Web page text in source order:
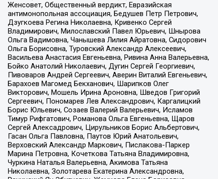
Женсовет, Общественный вердикт, Евразийская
антимонопольная ассоциация, Бедушев Петр Петрович,
Дзугкоева Регина Николаевна, Кривенко Сергей
Владимирович, Милославский Павел Юрьевич, Шнырова
Ольга Вадимовна, Чанышева Лилия Айратовна, Сидорович
Ольга Борисовна, Туровский Александр Алексеевич,
Васильева Анастасия Евгеньевна, Ривина Анна Валерьевна,
Бойко Анатолий Николаевич, Дугин Сергей Георгиевич,
Пивоваров Андрей Сергеевич, Аверин Виталий Евгеньевич,
Барахоев Магомед Бекханович, Шарипков Олег
Викторович, Мошель Ирина Ароновна, Шведов Григорий
Сергеевич, Пономарев Лев Александрович, Каргалицкий
Борис Юльевич, Созаев Валерий Валерьевич, Исламов
Тимур Рифгатович, Романова Ольга Евгеньевна, Щаров
Сергей Алексадрович, Цирульников Борис Альбертович,
Гасан Ольга Павловна, Паутов Юрий Анатольевич,
Верховский Александр Маркович, Пислакова-Паркер
Марина Петровна, Кочеткова Татьяна Владимировна,
Чуркина Наталья Валерьевна, Акимова Татьяна
Николаевна, Золотарева Екатерина Александровна,